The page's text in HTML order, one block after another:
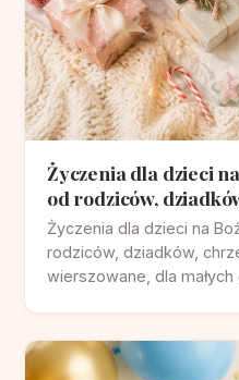
Życzenia dla dzieci
od rodziców,
Życzenia dla dzieci na
rodziców, dziadków,
wierszowane, dla małych